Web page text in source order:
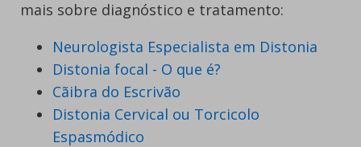
mais sobre diagnóstico e tratamento:
Neurologista Especialista em Distonia
Distonia focal - O que é?
Cãibra do Escrivão
Distonia Cervical ou Torcicolo
Espasmódico